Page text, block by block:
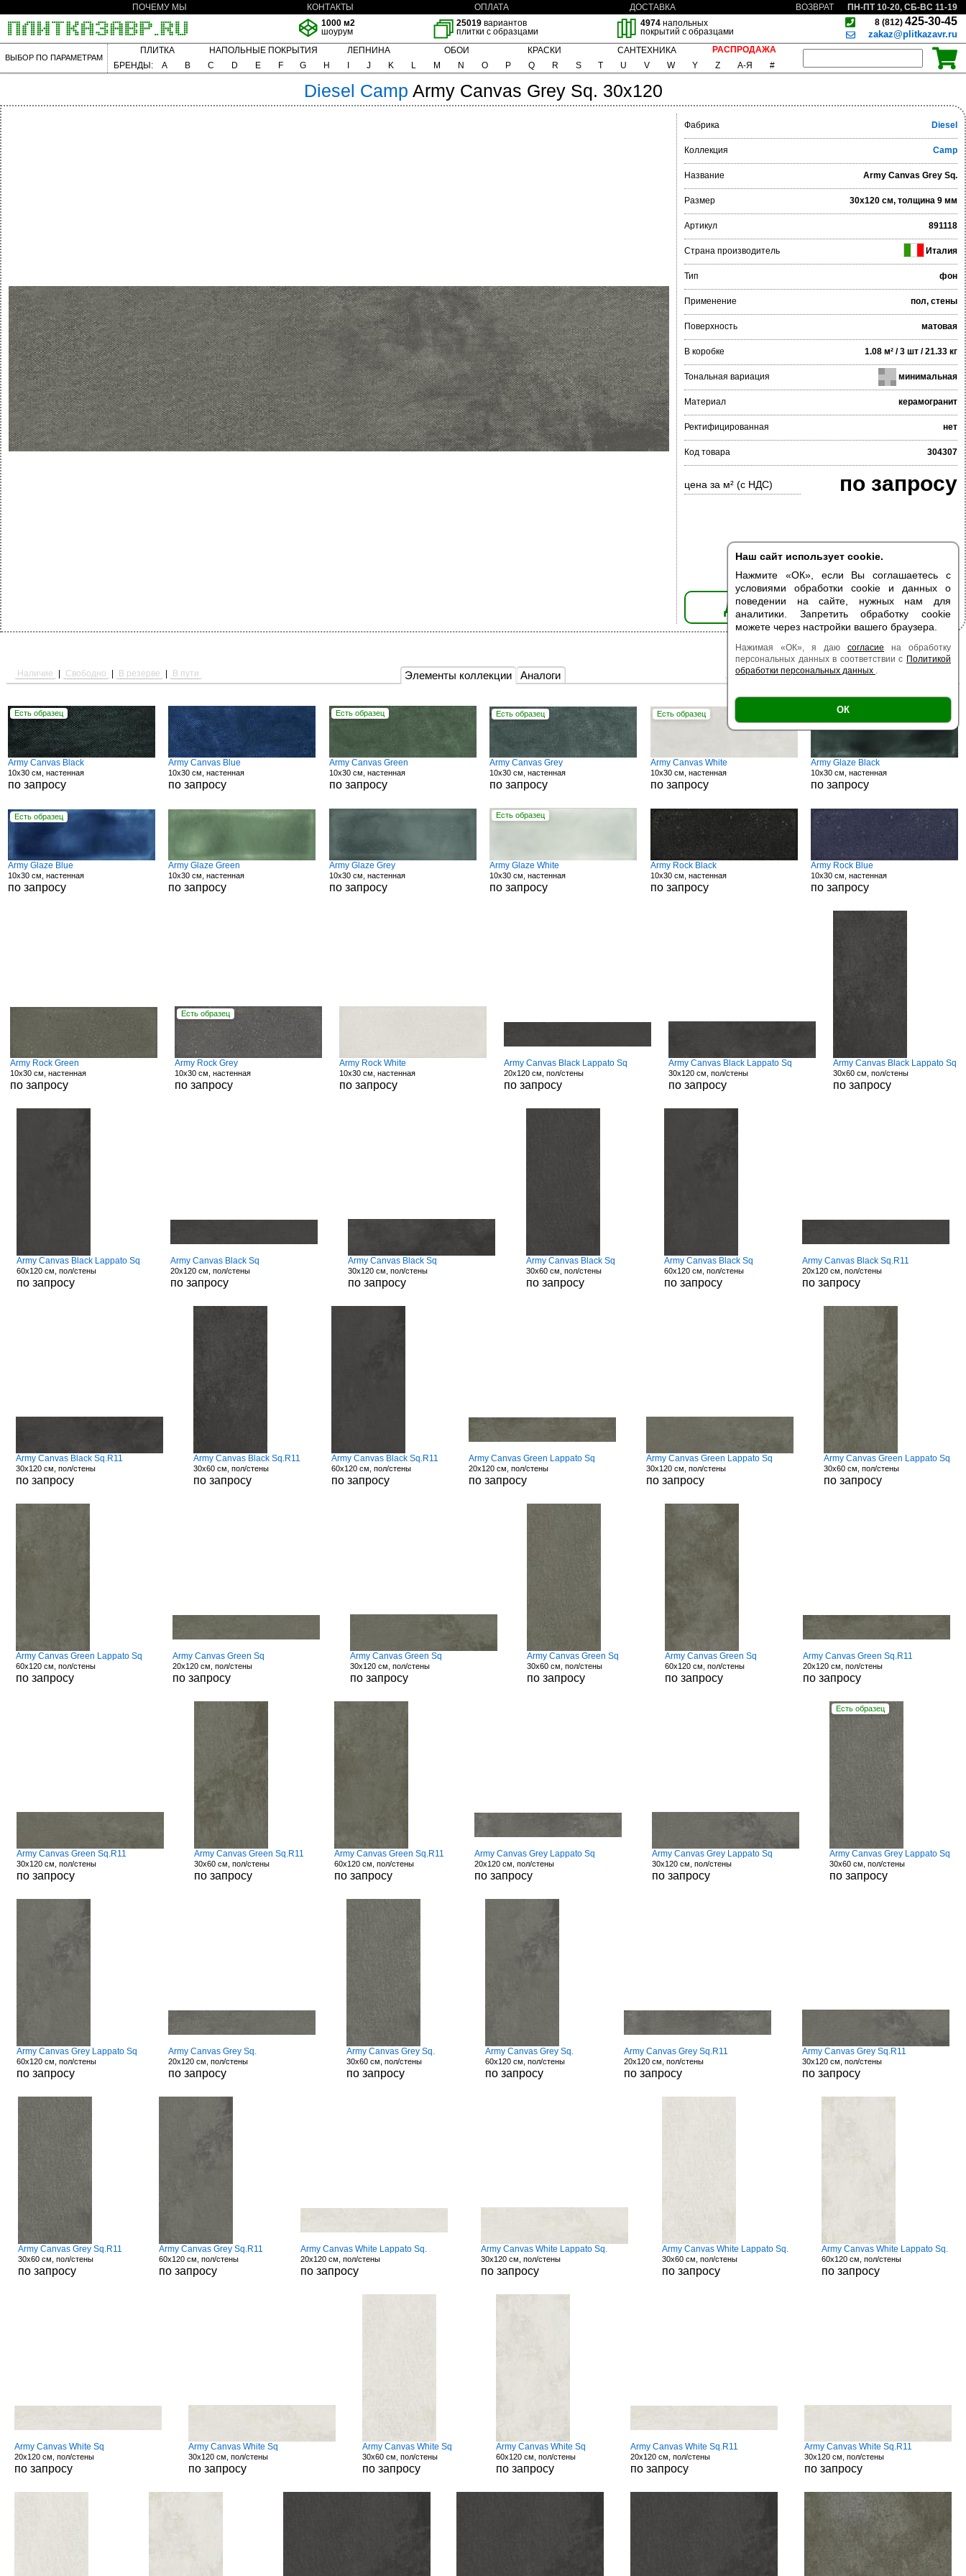
Наш сайт использует cookie.
Нажмите «ОК», если Вы соглашаетесь с
условиями обработки cookie и данных о
поведении на сайте, нужных нам для
аналитики. Запретить обработку cookie
можете через настройки вашего браузера.
Нажимая «ОК», я даю согласие на обработку
персональных данных в соответствии с Политикой
обработки персональных данных .
ОК
ПОЧЕМУ МЫ КОНТАКТЫ ОПЛАТА ДОСТАВКА ВОЗВРАТ
ПН-ПТ 10-20, СБ-ВС 11-19
1000 м2
шоурум
25019 вариантов
плитки с образцами
4974напольных
покрытий с образцами
8 (812) 425-30-45
zakaz@plitkazavr.ru
ВЫБОР ПО ПАРАМЕТРАМ
ПЛИТКА НАПОЛЬНЫЕ ПОКРЫТИЯ ЛЕПНИНА ОБОИ КРАСКИ САНТЕХНИКА
РАСПРОДАЖА
БРЕНДЫ:
A B C D E F G H J K L M N O P Q R S T U V W Y Z А-Я #
Diesel Camp Army Canvas Grey Sq. 30x120
Фабрика Diesel
Коллекция Camp
Название Army Canvas Grey Sq.
Размер 30x120 см, толщина 9 мм
Артикул 891118
Страна производитель Италия
Тип фон
Применение пол, стены
Поверхность матовая
В коробке 1.08 м² / 3 шт / 21.33 кг
Тональная вариация минимальная
Материал керамогранит
Ректифицированная нет
Код товара 304307
цена за м² (с НДС) по запросу
ДОБАВИТЬ В КОРЗИНУ
Элементы коллекции Аналоги
Наличие Свободно В резерве В пути Есть образец | Поверхность |
Есть образец
Army Canvas Black
10x30 см, настенная
по запросу
Army Canvas Blue
10x30 см, настенная
по запросу
Есть образец
Army Canvas Green
10x30 см, настенная
по запросу
Есть образец
Army Canvas Grey
10x30 см, настенная
по запросу
Есть образец
Army Canvas White
10x30 см, настенная
по запросу
Есть образец
Army Glaze Black
10x30 см, настенная
по запросу
Есть образец
Army Glaze Blue
10x30 см, настенная
по запросу
Army Glaze Green
10x30 см, настенная
по запросу
Army Glaze Grey
10x30 см, настенная
по запросу
Есть образец
Army Glaze White
10x30 см, настенная
по запросу
Army Rock Black
10x30 см, настенная
по запросу
Army Rock Blue
10x30 см, настенная
по запросу
Army Rock Green
10x30 см, настенная
по запросу
Есть образец
Army Rock Grey
10x30 см, настенная
по запросу
Army Rock White
10x30 см, настенная
по запросу
Army Canvas Black Lappato Sq
20x120 см, пол/стены
по запросу
Army Canvas Black Lappato Sq
30x120 см, пол/стены
по запросу
Army Canvas Black Lappato Sq
30x60 см, пол/стены
по запросу
Army Canvas Black Lappato Sq
60x120 см, пол/стены
по запросу
Army Canvas Black Sq
20x120 см, пол/стены
по запросу
Army Canvas Black Sq
30x120 см, пол/стены
по запросу
Army Canvas Black Sq
30x60 см, пол/стены
по запросу
Army Canvas Black Sq
60x120 см, пол/стены
по запросу
Army Canvas Black Sq.R11
20x120 см, пол/стены
по запросу
Army Canvas Black Sq.R11
30x120 см, пол/стены
по запросу
Army Canvas Black Sq.R11
30x60 см, пол/стены
по запросу
Army Canvas Black Sq.R11
60x120 см, пол/стены
по запросу
Army Canvas Green Lappato Sq
20x120 см, пол/стены
по запросу
Army Canvas Green Lappato Sq
30x120 см, пол/стены
по запросу
Army Canvas Green Lappato Sq
30x60 см, пол/стены
по запросу
Army Canvas Green Lappato Sq
60x120 см, пол/стены
по запросу
Army Canvas Green Sq
20x120 см, пол/стены
по запросу
Army Canvas Green Sq
30x120 см, пол/стены
по запросу
Army Canvas Green Sq
30x60 см, пол/стены
по запросу
Army Canvas Green Sq
60x120 см, пол/стены
по запросу
Army Canvas Green Sq.R11
20x120 см, пол/стены
по запросу
Army Canvas Green Sq.R11
30x120 см, пол/стены
по запросу
Army Canvas Green Sq.R11
30x60 см, пол/стены
по запросу
Army Canvas Green Sq.R11
60x120 см, пол/стены
по запросу
Army Canvas Grey Lappato Sq
20x120 см, пол/стены
по запросу
Army Canvas Grey Lappato Sq
30x120 см, пол/стены
по запросу
Есть образец
Army Canvas Grey Lappato Sq
30x60 см, пол/стены
по запросу
Army Canvas Grey Lappato Sq
60x120 см, пол/стены
по запросу
Army Canvas Grey Sq.
20x120 см, пол/стены
по запросу
Army Canvas Grey Sq.
30x60 см, пол/стены
по запросу
Army Canvas Grey Sq.
60x120 см, пол/стены
по запросу
Army Canvas Grey Sq.R11
20x120 см, пол/стены
по запросу
Army Canvas Grey Sq.R11
30x120 см, пол/стены
по запросу
Army Canvas Grey Sq.R11
30x60 см, пол/стены
по запросу
Army Canvas Grey Sq.R11
60x120 см, пол/стены
по запросу
Army Canvas White Lappato Sq.
20x120 см, пол/стены
по запросу
Army Canvas White Lappato Sq.
30x120 см, пол/стены
по запросу
Army Canvas White Lappato Sq.
30x60 см, пол/стены
по запросу
Army Canvas White Lappato Sq.
60x120 см, пол/стены
по запросу
Army Canvas White Sq
20x120 см, пол/стены
по запросу
Army Canvas White Sq
30x120 см, пол/стены
по запросу
Army Canvas White Sq
30x60 см, пол/стены
по запросу
Army Canvas White Sq
60x120 см, пол/стены
по запросу
Army Canvas White Sq.R11
20x120 см, пол/стены
по запросу
Army Canvas White Sq.R11
30x120 см, пол/стены
по запросу